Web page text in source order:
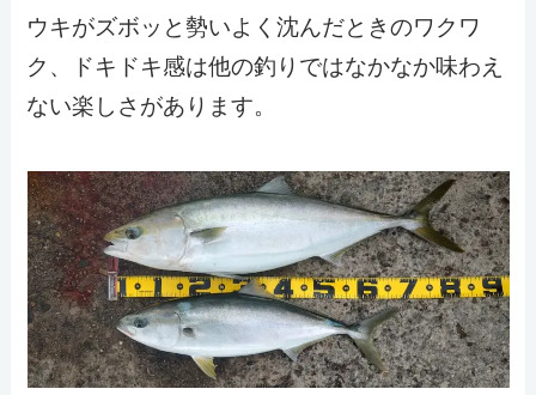
ウキがズボッと勢いよく沈んだときのワクワ
ク、ドキドキ感は他の釣りではなかなか味わえ
ない楽しさがあります。